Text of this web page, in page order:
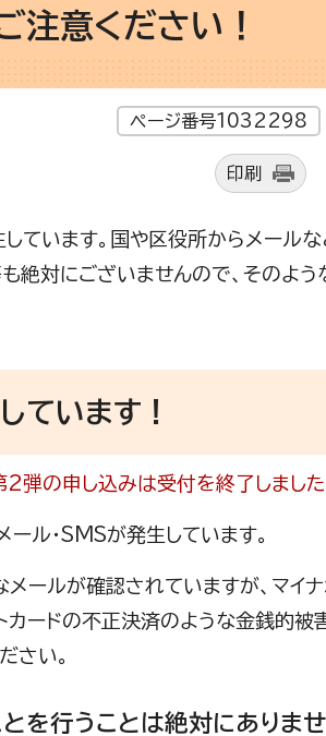
注意ください！
ページ番号1032298
印刷
ています。国や区役所からメール
絶対にございませんので、そのよう
ています！
弾の申し込みは受付を終了しました
ール・SMSが発生しています。
メールが確認されていますが、マイ
カードの不正決済のような金銭的被
さい。
を行うことは絶対にありませ